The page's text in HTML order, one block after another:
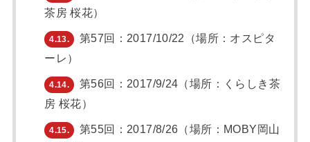
茶房 桜花）
4.13.
第57回：2017/10/22（場所：オスピタ
ーレ）
4.14.
第56回：2017/9/24（場所：くらしき茶
房 桜花）
4.15.
第55回：2017/8/26（場所：MOBY岡山